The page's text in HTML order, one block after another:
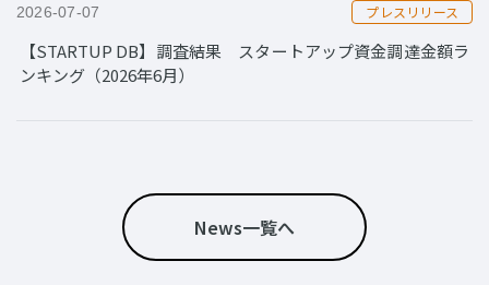
2026-07-07 プレスリリース
【STARTUP DB】調査結果 スタートアップ資金調達金額ラ
ンキング（2026年6月）
News一覧へ